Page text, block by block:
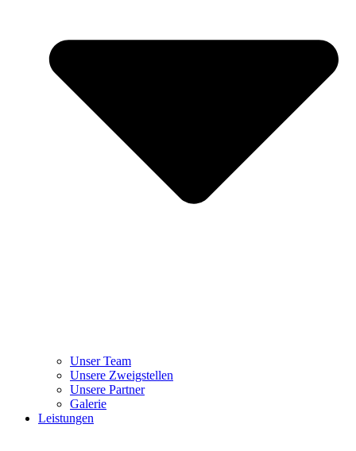
Unser Team
Unsere Zweigstellen
Unsere Partner
Galerie
Leistungen